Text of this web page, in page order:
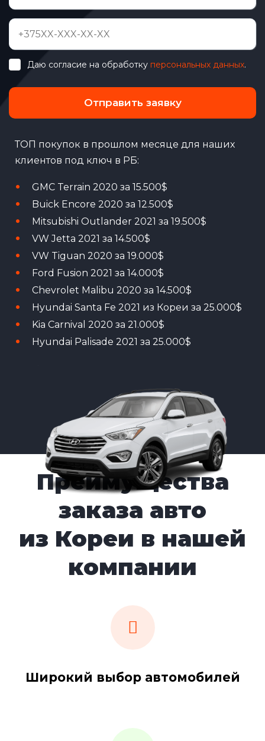
Даю согласие на обработку персональных данных.
Отправить заявку
ТОП покупок в прошлом месяце для наших
клиентов под ключ в РБ:
GMC Terrain 2020 за 15.500$
Buick Encore 2020 за 12.500$
Mitsubishi Outlander 2021 за 19.500$
VW Jetta 2021 за 14.500$
VW Tiguan 2020 за 19.000$
Ford Fusion 2021 за 14.000$
Chevrolet Malibu 2020 за 14.500$
Hyundai Santa Fe 2021 из Кореи за 25.000$
Kia Carnival 2020 за 21.000$
Hyundai Palisade 2021 за 25.000$
Преимущества
заказа авто
из Кореи в нашей
компании
Широкий выбор автомобилей